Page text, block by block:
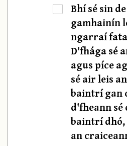
Bhí sé sin
gamhainín
ngarraí
D'fhága sé
agus píce
sé air leis
baintrí gan
d'fheann
baintrí dhó,
an